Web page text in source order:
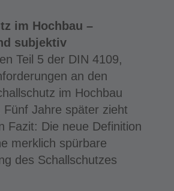
im Hochbau –
subjektiv
Teil 5 der DIN 4109,
an den
im Hochbau
Fünf Jahre später zieht
Fazit: Die neue Definition
merklich spürbare
des Schallschutzes